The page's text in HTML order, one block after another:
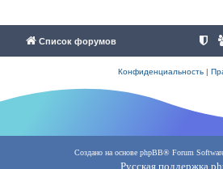
Список форумов
Конфиденциальность|
Создано на основе phpBB® Forum
Русская поддержка